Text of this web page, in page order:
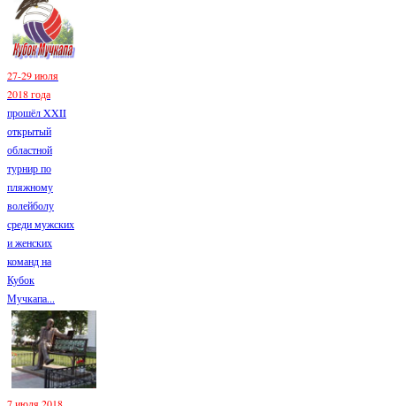
27-29 июля
2018 года
прошёл XXII
открытый
областной
турнир по
пляжному
волейболу
среди мужских
и женских
команд на
Кубок
Мучкапа...